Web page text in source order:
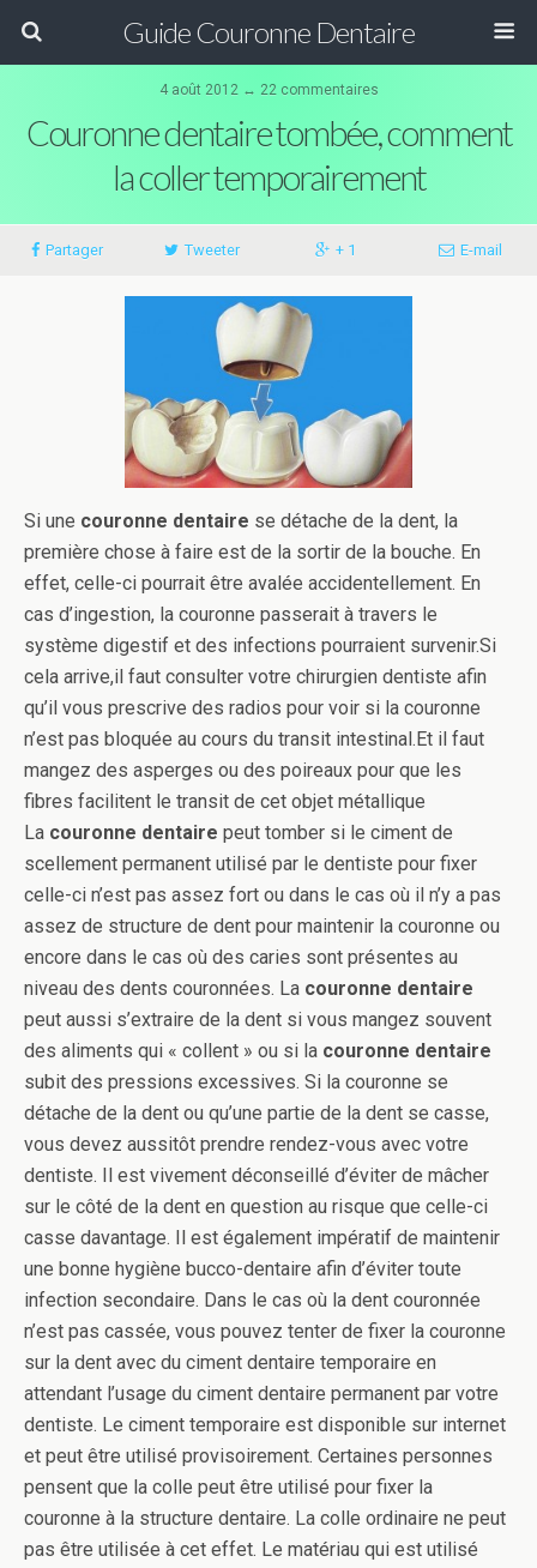
Guide Couronne Dentaire
4 août 2012 ↔ 22 commentaires
Couronne dentaire tombée, comment
la coller temporairement
Partager Tweeter + 1 E-mail
Si une couronne dentaire se détache de la dent, la
première chose à faire est de la sortir de la bouche. En
effet, celle-ci pourrait être avalée accidentellement. En
cas d’ingestion, la couronne passerait à travers le
système digestif et des infections pourraient survenir.Si
cela arrive,il faut consulter votre chirurgien dentiste afin
qu’il vous prescrive des radios pour voir si la couronne
n’est pas bloquée au cours du transit intestinal.Et il faut
mangez des asperges ou des poireaux pour que les
fibres facilitent le transit de cet objet métallique
La couronne dentaire peut tomber si le ciment de
scellement permanent utilisé par le dentiste pour fixer
celle-ci n’est pas assez fort ou dans le cas où il n’y a pas
assez de structure de dent pour maintenir la couronne ou
encore dans le cas où des caries sont présentes au
niveau des dents couronnées. La couronne dentaire
peut aussi s’extraire de la dent si vous mangez souvent
des aliments qui « collent » ou si la couronne dentaire
subit des pressions excessives. Si la couronne se
détache de la dent ou qu’une partie de la dent se casse,
vous devez aussitôt prendre rendez-vous avec votre
dentiste. Il est vivement déconseillé d’éviter de mâcher
sur le côté de la dent en question au risque que celle-ci
casse davantage. Il est également impératif de maintenir
une bonne hygiène bucco-dentaire afin d’éviter toute
infection secondaire. Dans le cas où la dent couronnée
n’est pas cassée, vous pouvez tenter de fixer la couronne
sur la dent avec du ciment dentaire temporaire en
attendant l’usage du ciment dentaire permanent par votre
dentiste. Le ciment temporaire est disponible sur internet
et peut être utilisé provisoirement. Certaines personnes
pensent que la colle peut être utilisé pour fixer la
couronne à la structure dentaire. La colle ordinaire ne peut
pas être utilisée à cet effet. Le matériau qui est utilisé